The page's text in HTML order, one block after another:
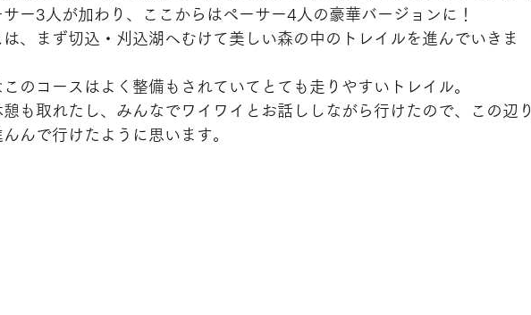
ー3人が加わり、ここからはペーサー4人の豪華バージョンに！
は、まず切込・刈込湖へむけて美しい森の中のトレイルを進んでいきま
のコースはよく整備もされていてとても走りやすいトレイル。
も取れたし、みんなでワイワイとお話ししながら行けたので、この辺り
んで行けたように思います。